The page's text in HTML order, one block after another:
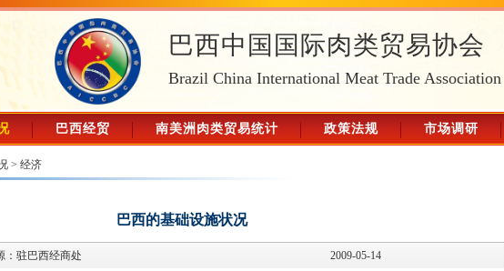
巴西中国国际肉类贸易协会
Brazil China International Meat Trade Association
巴西经贸 南美洲肉类贸易统计 政策法规 市场调研
> 经济
巴西的基础设施状况
：驻巴西经商处 2009-05-14